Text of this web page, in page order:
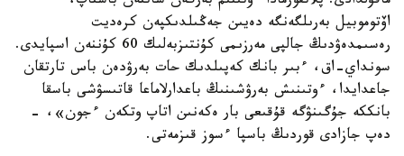
اۆتوموبيل بەرىلگەنگە دەيىن جەڭىلدىكپەن كرەديت
رەسىمدەۋدىڭ جالپى مەرزىمى كۇنتىزبەلىك 60 كۇننەن اسپايدى.
سونداي-اق، ءبىر بانك كەپىلدىك حات بەرۋدەن باس تارتقان
جاعدايدا، ءوتىنىش بەرۋشىنىڭ باعدارلاماعا قاتىسۋشى باسقا
بانككە جۇگىنۋگە قۇقىعى بار ەكەنىن اتاپ وتكەن ءجون»، -
دەپ جازادى قوردىڭ باسپا ءسوز قىزمەتى.